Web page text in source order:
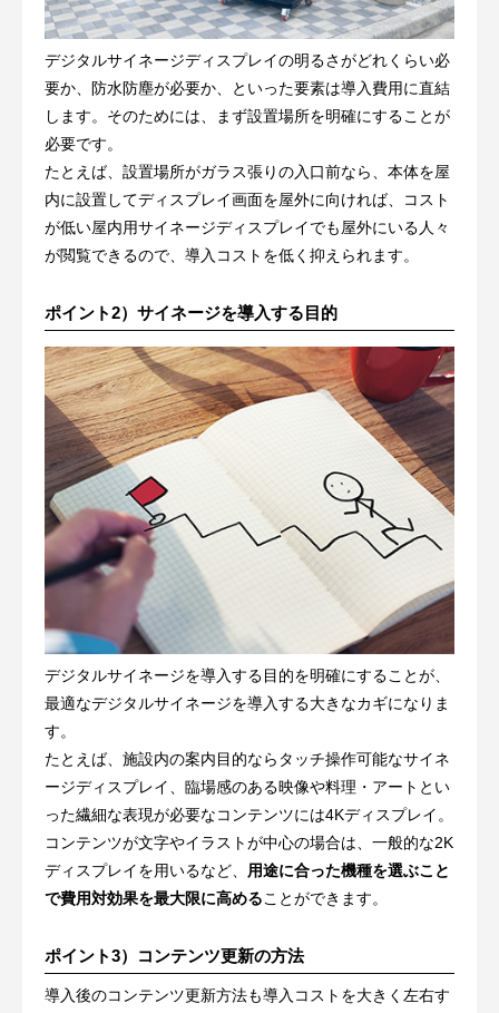
デジタルサイネージディスプレイの明るさがどれくらい必
要か、防水防塵が必要か、といった要素は導入費用に直結
します。そのためには、まず設置場所を明確にすることが
必要です。
たとえば、設置場所がガラス張りの入口前なら、本体を屋
内に設置してディスプレイ画面を屋外に向ければ、コスト
が低い屋内用サイネージディスプレイでも屋外にいる人々
が閲覧できるので、導入コストを低く抑えられます。
ポイント2）サイネージを導入する目的
デジタルサイネージを導入する目的を明確にすることが、
最適なデジタルサイネージを導入する大きなカギになりま
す。
たとえば、施設内の案内目的ならタッチ操作可能なサイネ
ージディスプレイ、臨場感のある映像や料理・アートとい
った繊細な表現が必要なコンテンツには4Kディスプレイ。
コンテンツが文字やイラストが中心の場合は、一般的な2K
ディスプレイを用いるなど、 用途に合った機種を選ぶこと
で費用対効果を最大限に高めることができます。
ポイント3）コンテンツ更新の方法
導入後のコンテンツ更新方法も導入コストを大きく左右す